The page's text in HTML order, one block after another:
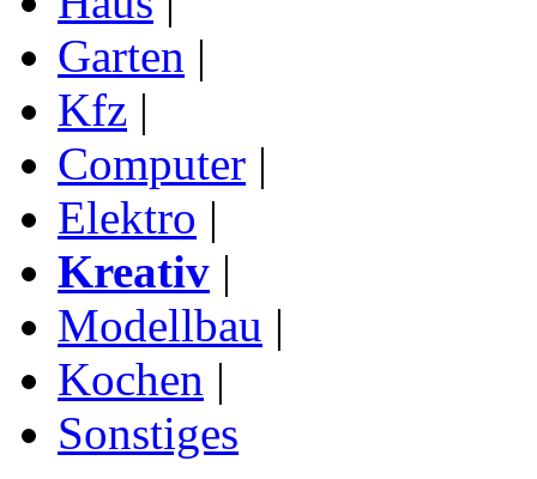
Garten |
Kfz |
Computer |
Elektro |
Kreativ |
Modellbau |
Kochen |
Sonstiges